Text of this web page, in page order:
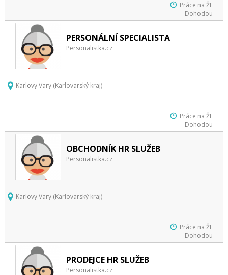
Práce na ŽL
Dohodou
PERSONÁLNÍ SPECIALISTA
Personalistka.cz
Karlovy Vary (Karlovarský kraj)
Práce na ŽL
Dohodou
OBCHODNÍK HR SLUŽEB
Personalistka.cz
Karlovy Vary (Karlovarský kraj)
Práce na ŽL
Dohodou
PRODEJCE HR SLUŽEB
Personalistka.cz